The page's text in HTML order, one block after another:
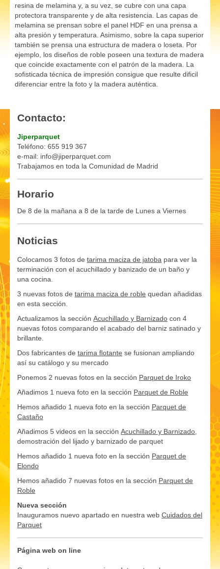
resina de melamina y, a su vez, se cubre con una capa
protectora transparente y de alta resistencia. Las capas de
melamina se prensan sobre el panel HDF en una prensa a
alta presión y temperatura. Asimismo, sobre la capa superior
también se prensa una estructura de madera o loseta. Por
ejemplo, los diseños de roble poseen una textura de madera
que coincide exactamente con el patrón de la madera. La
sofisticada técnica de impresión consigue que resulte dificil
diferenciar entre la foto y la madera auténtica.
Contacto:
Jiperparquet
Teléfono: 655 919 367
e-mail: info@jiperparquet.com
Trabajamos en toda la Comunidad de Madrid
Horario
De 8 de la mañana a 8 de la tarde de Lunes a Viernes
Noticias
Colocamos 3 fotos de tarima maciza de jatoba para ver la
terminación con el acuchillado y banizado de un baño y
una cocina.
3 nuevas fotos de tarima maciza de roble quedan añadidas
en esta sección.
Actualizamos la sección Acuchillado y Barnizado con 4
nuevas fotos comparando el acabado del barniz satinado y
brillante.
Dos fabricantes de tarima flotante se fusionan ampliando
así su catálogo y su mercado
Ponemos 2 nuevas fotos en la sección Parquet de Iroko
Añadimos 1 nueva foto en la sección Parquet de Roble
Hemos añadido 1 nueva foto en la sección Parquet de
Castaño
Añadimos 5 videos en la sección Acuchillado y Barnizado,
demostración del lijado y barnizado de parquet
Hemos añadido 1 nueva foto en la sección Parquet de
Elondo
Hemos añadido 7 nuevas fotos en la sección Parquet de
Roble
Nueva sección
Inauguramos nuevo apartado en nuestra web Cuidados del
Parquet
Página web on line